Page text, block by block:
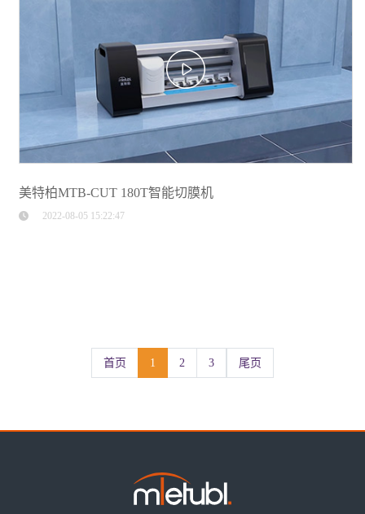
美特柏MTB-CUT 180T智能切膜机
2022-08-05 15:22:47
首页 1 2 3 尾页